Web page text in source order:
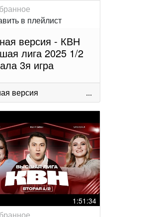
версия - КВН
лига 2025 1/2
3я игра
версия ...
1:51:34